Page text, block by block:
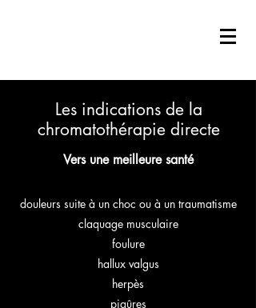
Les indications de la
chromatothérapie directe
Vers une meilleure santé
douleurs suite à un choc ou à un traumatisme
claquage musculaire
foulure
hallux valgus
herpès
piqûres